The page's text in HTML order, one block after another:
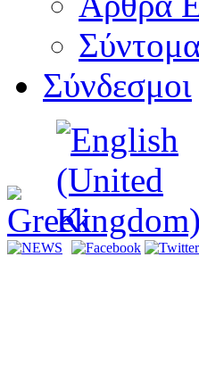
Σύνδεσμοι